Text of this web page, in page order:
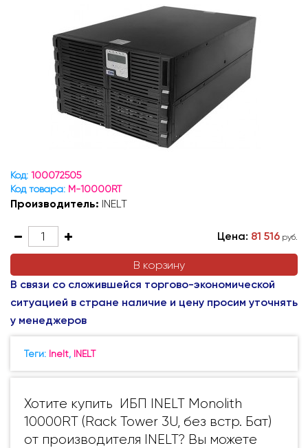
Код: 100072505
Код товара: M-10000RT
Производитель: INELT
В корзину
Цена: 81 516 руб.
В связи со сложившейся торгово-экономической
ситуацией в стране наличие и цену просим уточнять
у менеджеров
Теги: Inelt, INELT
Хотите купить ИБП INELT Monolith
10000RT (Rack Tower 3U, без встр. Бат)
от производителя INELT? Вы можете